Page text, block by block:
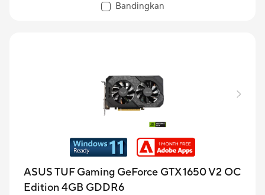
Bandingkan
ASUS TUF Gaming GeForce GTX 1650 V2 OC
Edition 4GB GDDR6